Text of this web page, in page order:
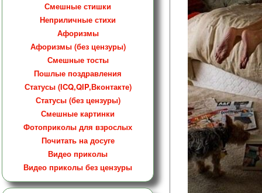
Смешные стишки
Неприличные стихи
Афоризмы
Афоризмы (без цензуры)
Смешные тосты
Пошлые поздравления
Статусы (ICQ,QIP,Вконтакте)
Статусы (без цензуры)
Смешные картинки
Фотоприколы для взрослых
Почитать на досуге
Видео приколы
Видео приколы без цензуры